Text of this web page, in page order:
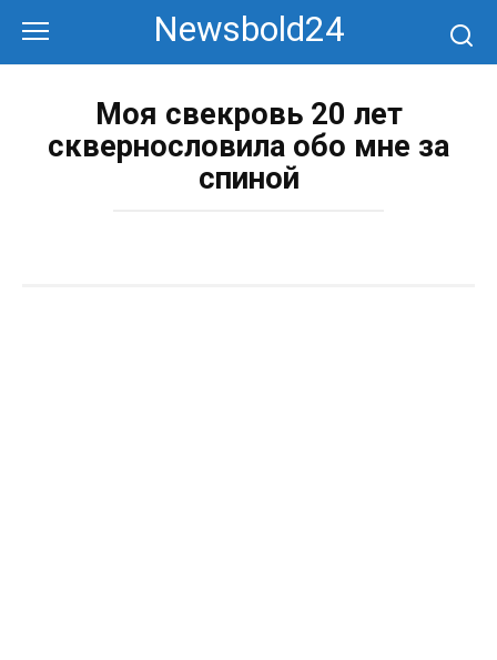
контенту
Newsbold24
Моя свекровь 20 лет
сквернословила обо мне за
спиной